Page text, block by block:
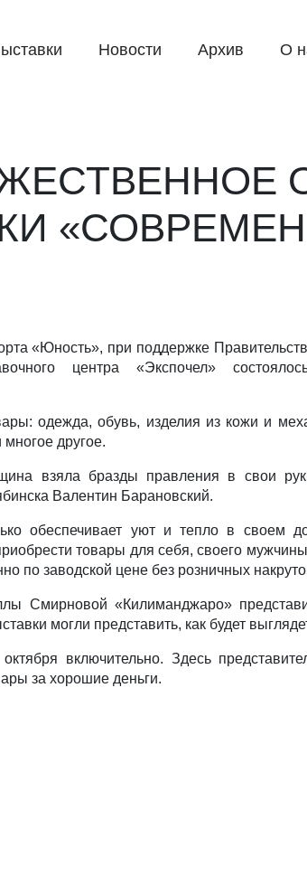
Новости Архив О
«Юность», при поддержке
центра «Экспочел»
одежда, обувь, изделия из кожи и
другое.
взяла бразды правления в свои
Валентин Барановский.
обеспечивает уют и тепло в своем
товары для себя, своего
по заводской цене без розничных
Смирновой «Килиманджаро»
могли представить, как будет
включительно. Здесь
за хорошие деньги.